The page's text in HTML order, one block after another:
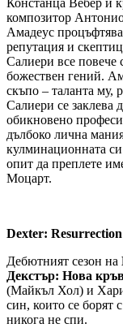
Констанца Вебер и
композитор
Амадеус
репутация и
Салиери все повече
божествен гений.
скъпо – таланта му,
Салиери се заклева
обикновено
дълбоко лична
кулминационната
опит да преплете
Моцарт.
Dexter: Resurrection
Дебютният сезон на
Декстър: Нова
(Майкъл Хол) и
син, които се борят
никога не спи.